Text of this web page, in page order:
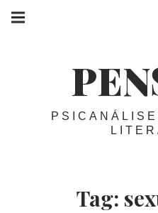
Skip
navigation
Tag: